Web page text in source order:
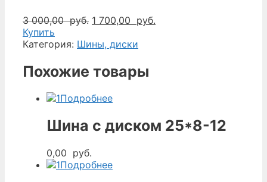
3 000,00руб. Первоначальная
составляла
000,00
руб..
1 700,00 руб.
Купить
Категория: Шины, диски
Похожие товары
Подробнее
Шина с диском 25*8-12
0,00 руб.
Подробнее